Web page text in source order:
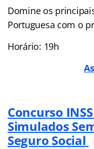
Domine os
Portuguesa com o
Horário: 19h
Concurso
Simulados
Seguro Social